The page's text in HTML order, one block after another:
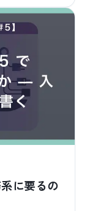
に要るの